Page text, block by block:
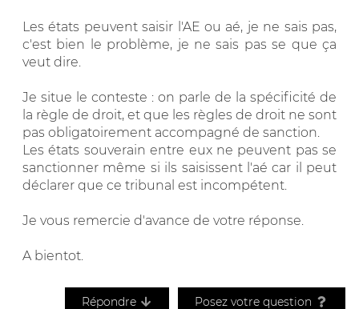
Les états peuvent saisir l'AE ou aé, je ne sais pas,
c'est bien le problème, je ne sais pas se que ça
veut dire.
Je situe le conteste : on parle de la spécificité de
la règle de droit, et que les règles de droit ne sont
pas obligatoirement accompagné de sanction.
Les états souverain entre eux ne peuvent pas se
sanctionner même si ils saisissent l'aé car il peut
déclarer que ce tribunal est incompétent.
Je vous remercie d'avance de votre réponse.
A bientot.
Répondre Posez votre question